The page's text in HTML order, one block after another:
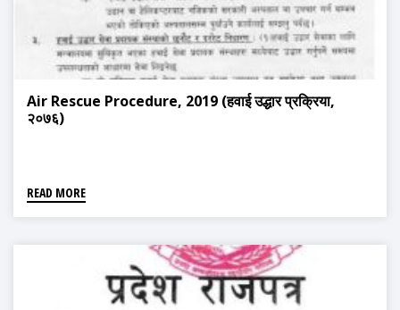
Air Rescue Procedure, 2019 (हवाई उद्धार प्रक्रिया,
२०७६)
READ MORE